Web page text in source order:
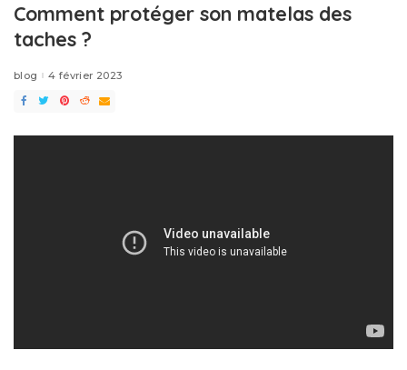
Comment protéger son matelas des
taches ?
blog 4 février 2023